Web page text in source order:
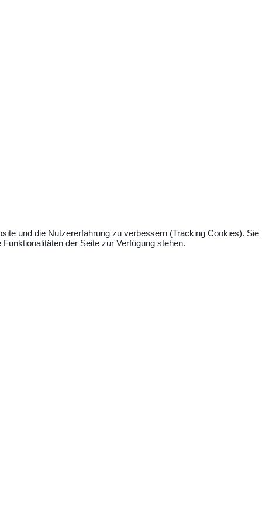
und die Nutzererfahrung zu verbessern (Tracking Cookies). Sie
der Seite zur Verfügung stehen.